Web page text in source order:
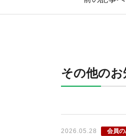
その他のお
2026.05.28 会員